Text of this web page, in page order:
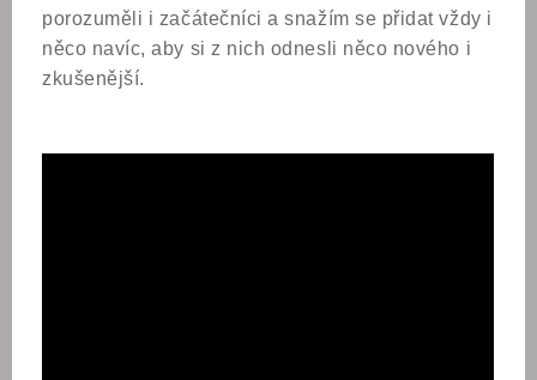
porozuměli i začátečníci a snažím se přidat vždy i
něco navíc, aby si z nich odnesli něco nového i
zkušenější.